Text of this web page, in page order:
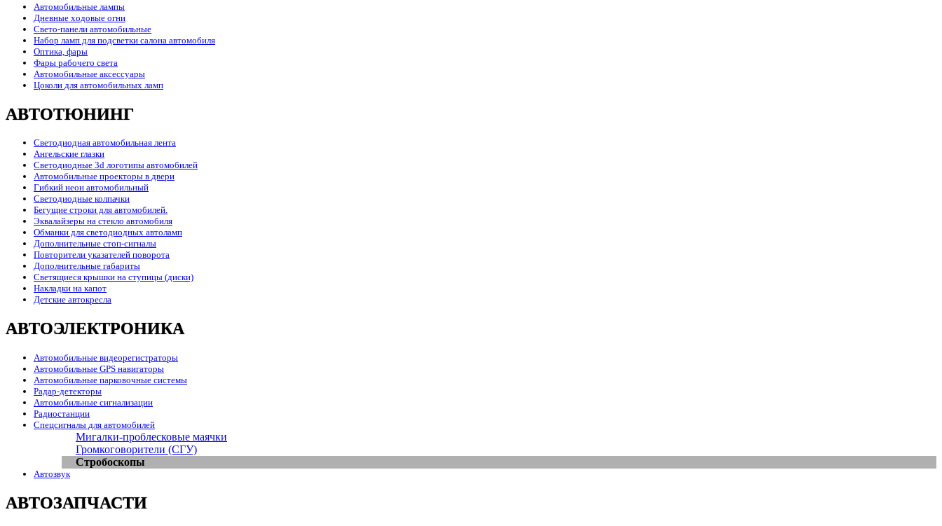
Автомобильные лампы
Дневные ходовые огни
Свето-панели автомобильные
Набор ламп для подсветки салона автомобиля
Оптика, фары
Фары рабочего света
Автомобильные аксессуары
Цоколи для автомобильных ламп
АВТОТЮНИНГ
Светодиодная автомобильная лента
Ангельские глазки
Светодиодные 3d логотипы автомобилей
Автомобильные проекторы в двери
Гибкий неон автомобильный
Светодиодные колпачки
Бегущие строки для автомобилей.
Эквалайзеры на стекло автомобиля
Обманки для светодиодных автоламп
Дополнительные стоп-сигналы
Повторители указателей поворота
Дополнительные габариты
Светящиеся крышки на ступицы (диски)
Накладки на капот
Детские автокресла
АВТОЭЛЕКТРОНИКА
Автомобильные видеорегистраторы
Автомобильные GPS навигаторы
Автомобильные парковочные системы
Радар-детекторы
Автомобильные сигнализации
Радиостанции
Спецсигналы для автомобилей
Мигалки-проблесковые маячки
Громкоговорители (СГУ)
Стробоскопы
Автозвук
АВТОЗАПЧАСТИ